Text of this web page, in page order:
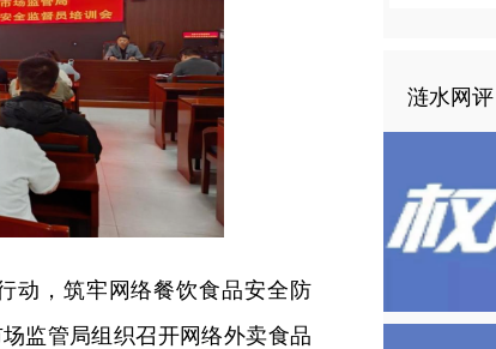
动，筑牢网络餐饮食品安全防
监管局组织召开网络外卖食品
涟水网评